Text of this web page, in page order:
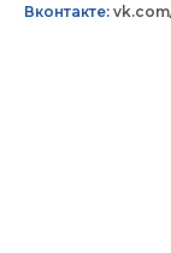
Вконтакте: